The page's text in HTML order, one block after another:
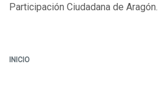
Participación Ciudadana de Aragón.
INICIO